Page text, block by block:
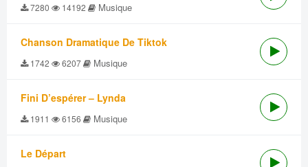
7280 14192 Musique
Chanson Dramatique De Tiktok
1742 6207 Musique
Fini D’espérer – Lynda
1911 6156 Musique
Le Départ